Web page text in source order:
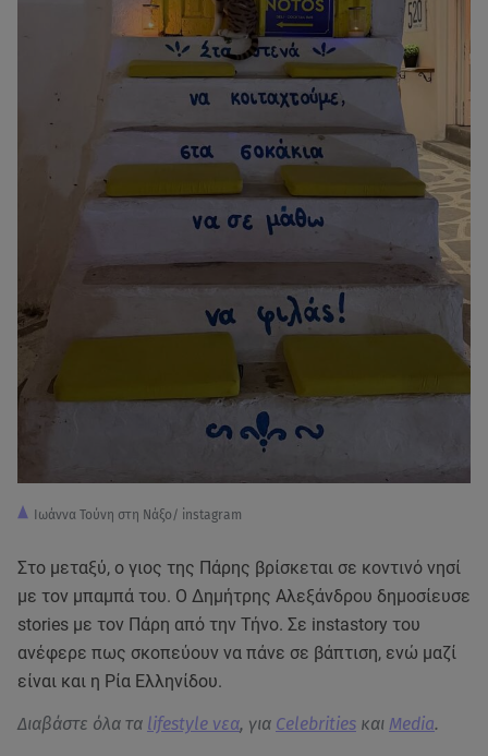
Ιωάννα Τούνη στη Νάξο/ instagram
Στο μεταξύ, ο γιος της Πάρης βρίσκεται σε κοντινό νησί
με τον μπαμπά του. Ο Δημήτρης Αλεξάνδρου δημοσίευσε
stories με τον Πάρη από την Τήνο. Σε instastory του
ανέφερε πως σκοπεύουν να πάνε σε βάπτιση, ενώ μαζί
είναι και η Ρία Ελληνίδου.
Διαβάστε όλα τα lifestyle νεα, για Celebrities και Media.